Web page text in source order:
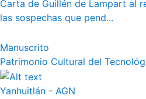
Carta de Guillén de Lampart al
las sospechas que pend...
Manuscrito
Patrimonio Cultural del
Yanhuitlán - AGN